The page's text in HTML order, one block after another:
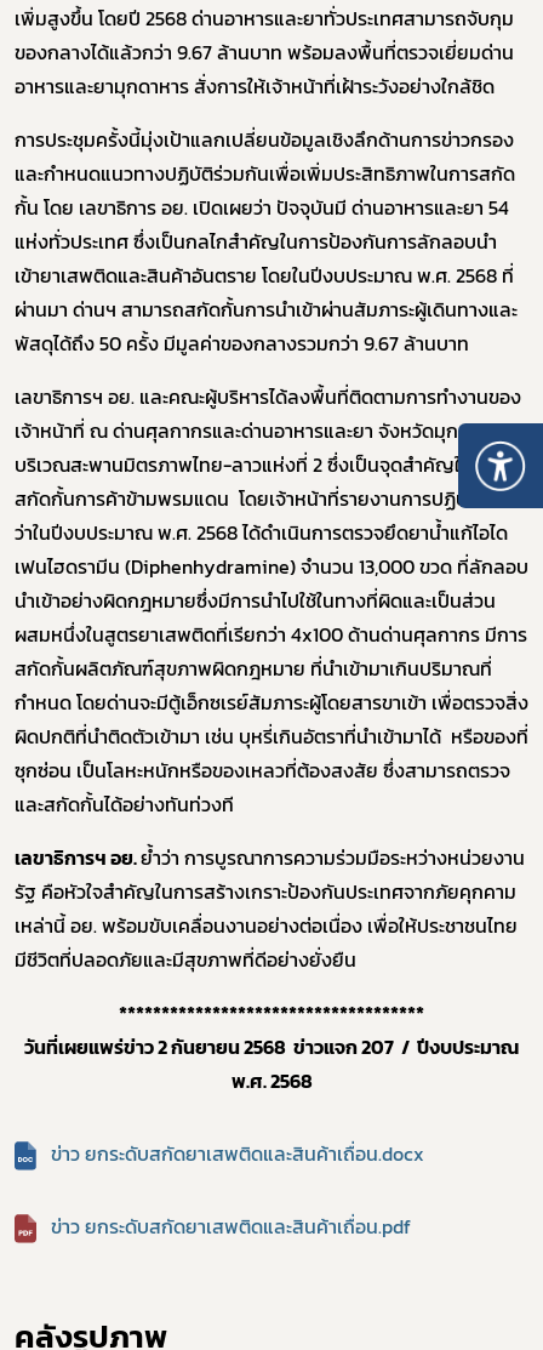
เพิ่มสูงขึ้น โดยปี 2568 ด่านอาหารและยาทั่วประเทศสามารถจับกุม
ของกลางได้แล้วกว่า 9.67 ล้านบาท พร้อมลงพื้นที่ตรวจเยี่ยมด่าน
อาหารและยามุกดาหาร สั่งการให้เจ้าหน้าที่เฝ้าระวังอย่างใกล้ชิด
การประชุมครั้งนี้มุ่งเป้าแลกเปลี่ยนข้อมูลเชิงลึกด้านการข่าวกรอง
และกำหนดแนวทางปฏิบัติร่วมกันเพื่อเพิ่มประสิทธิภาพในการสกัด
กั้น โดย เลขาธิการ อย. เปิดเผยว่า ปัจจุบันมี ด่านอาหารและยา 54
แห่งทั่วประเทศ ซึ่งเป็นกลไกสำคัญในการป้องกันการลักลอบนำ
เข้ายาเสพติดและสินค้าอันตราย โดยในปีงบประมาณ พ.ศ. 2568 ที่
ผ่านมา ด่านฯ สามารถสกัดกั้นการนำเข้าผ่านสัมภาระผู้เดินทางและ
พัสดุได้ถึง 50 ครั้ง มีมูลค่าของกลางรวมกว่า 9.67 ล้านบาท
เลขาธิการฯ อย. และคณะผู้บริหารได้ลงพื้นที่ติดตามการทำงานของ
เจ้าหน้าที่ ณ ด่านศุลกากรและด่านอาหารและยา จังหวัดมุกดาหาร
บริเวณสะพานมิตรภาพไทย-ลาวแห่งที่ 2 ซึ่งเป็นจุดสำคัญในการ
สกัดกั้นการค้าข้ามพรมแดน โดยเจ้าหน้าที่รายงานการปฏิบัติงาน
ว่าในปีงบประมาณ พ.ศ. 2568 ได้ดำเนินการตรวจยึดยาน้ำแก้ไอได
เฟนไฮดรามีน (Diphenhydramine) จำนวน 13,000 ขวด ที่ลักลอบ
นำเข้าอย่างผิดกฎหมายซึ่งมีการนำไปใช้ในทางที่ผิดและเป็นส่วน
ผสมหนึ่งในสูตรยาเสพติดที่เรียกว่า 4x100 ด้านด่านศุลกากร มีการ
สกัดกั้นผลิตภัณฑ์สุขภาพผิดกฎหมาย ที่นำเข้ามาเกินปริมาณที่
กำหนด โดยด่านจะมีตู้เอ็กซเรย์สัมภาระผู้โดยสารขาเข้า เพื่อตรวจสิ่ง
ผิดปกติที่นำติดตัวเข้ามา เช่น บุหรี่เกินอัตราที่นำเข้ามาได้ หรือของที่
ซุกซ่อน เป็นโลหะหนักหรือของเหลวที่ต้องสงสัย ซึ่งสามารถตรวจ
และสกัดกั้นได้อย่างทันท่วงที
เลขาธิการฯ อย.ย้ำว่า การบูรณาการความร่วมมือระหว่างหน่วยงาน
รัฐ คือหัวใจสำคัญในการสร้างเกราะป้องกันประเทศจากภัยคุกคาม
เหล่านี้ อย. พร้อมขับเคลื่อนงานอย่างต่อเนื่อง เพื่อให้ประชาชนไทย
มีชีวิตที่ปลอดภัยและมีสุขภาพที่ดีอย่างยั่งยืน
************************************
วันที่เผยแพร่ข่าว 2 กันยายน 2568 ข่าวแจก 207 / ปีงบประมาณ
พ.ศ. 2568
ข่าว ยกระดับสกัดยาเสพติดและสินค้าเถื่อน.docx
ข่าว ยกระดับสกัดยาเสพติดและสินค้าเถื่อน.pdf
คลังรูปภาพ